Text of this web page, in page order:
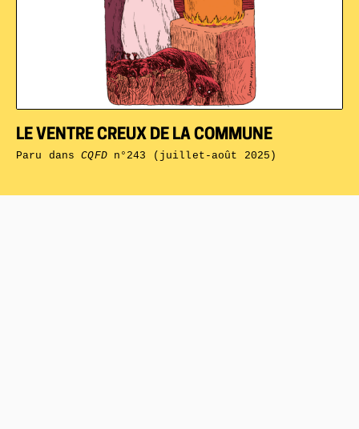
LE VENTRE CREUX DE LA COMMUNE
Paru dansCQFDn°243 (juillet-août 2025)